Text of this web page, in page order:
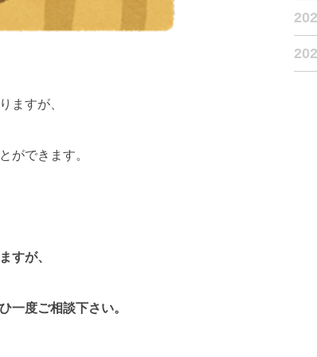
ますが、
ができます。
すが、
一度ご相談下さい。